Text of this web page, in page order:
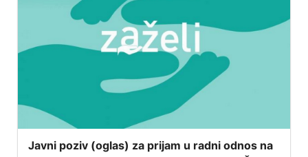
Javni poziv (oglas) za prijam u radni odnos na